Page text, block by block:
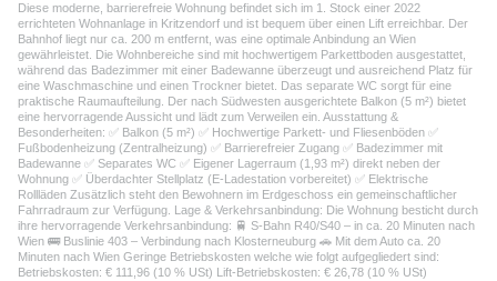
Diese moderne, barrierefreie Wohnung befindet sich im 1. Stock einer 2022
errichteten Wohnanlage in Kritzendorf und ist bequem über einen Lift erreichbar. Der
Bahnhof liegt nur ca. 200 m entfernt, was eine optimale Anbindung an Wien
gewährleistet. Die Wohnbereiche sind mit hochwertigem Parkettboden ausgestattet,
während das Badezimmer mit einer Badewanne überzeugt und ausreichend Platz für
eine Waschmaschine und einen Trockner bietet. Das separate WC sorgt für eine
praktische Raumaufteilung. Der nach Südwesten ausgerichtete Balkon (5 m²) bietet
eine hervorragende Aussicht und lädt zum Verweilen ein. Ausstattung &
Besonderheiten: ✅ Balkon (5 m²) ✅ Hochwertige Parkett- und Fliesenböden ✅
Fußbodenheizung (Zentralheizung) ✅ Barrierefreier Zugang ✅ Badezimmer mit
Badewanne ✅ Separates WC ✅ Eigener Lagerraum (1,93 m²) direkt neben der
Wohnung ✅ Überdachter Stellplatz (E-Ladestation vorbereitet) ✅ Elektrische
Rollläden Zusätzlich steht den Bewohnern im Erdgeschoss ein gemeinschaftlicher
Fahrradraum zur Verfügung. Lage & Verkehrsanbindung: Die Wohnung besticht durch
ihre hervorragende Verkehrsanbindung: 🚆 S-Bahn R40/S40 – in ca. 20 Minuten nach
Wien 🚌 Buslinie 403 – Verbindung nach Klosterneuburg 🚗 Mit dem Auto ca. 20
Minuten nach Wien Geringe Betriebskosten welche wie folgt aufgegliedert sind:
Betriebskosten: € 111,96 (10 % USt) Lift-Betriebskosten: € 26,78 (10 % USt)